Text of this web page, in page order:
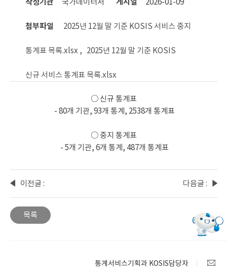
첨부파일 2025년 12월 말 기준 KOSIS 서비스 중지
통계표 목록.xlsx , 2025년 12월 말 기준 KOSIS
신규 서비스 통계표 목록.xlsx
○ 신규 통계표
- 80개 기관, 93개 통계, 2538개 통계표
○ 중지 통계표
- 5개 기관, 6개 통계, 487개 통계표
이전글 :
기업생
멸행정
통계
다음글 :
2025년
기준
KOSIS
현행화
목록
통계서비스기획과 KOSIS담당자